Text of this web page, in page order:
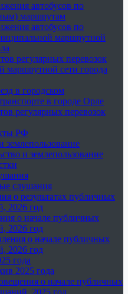
автобусов по
маршрутам
автобусов по
маршрутной
регулярных перевозок
маршрутной сети города
в городском
в городе Орле
регулярных перевозок
РФ
землепользование
и землепользование
слушания
о результатах публичных
2026 год
о начале публичных
2026 год
о начале публичных
2026 год
года
2025 года
о начале публичных
2025 год